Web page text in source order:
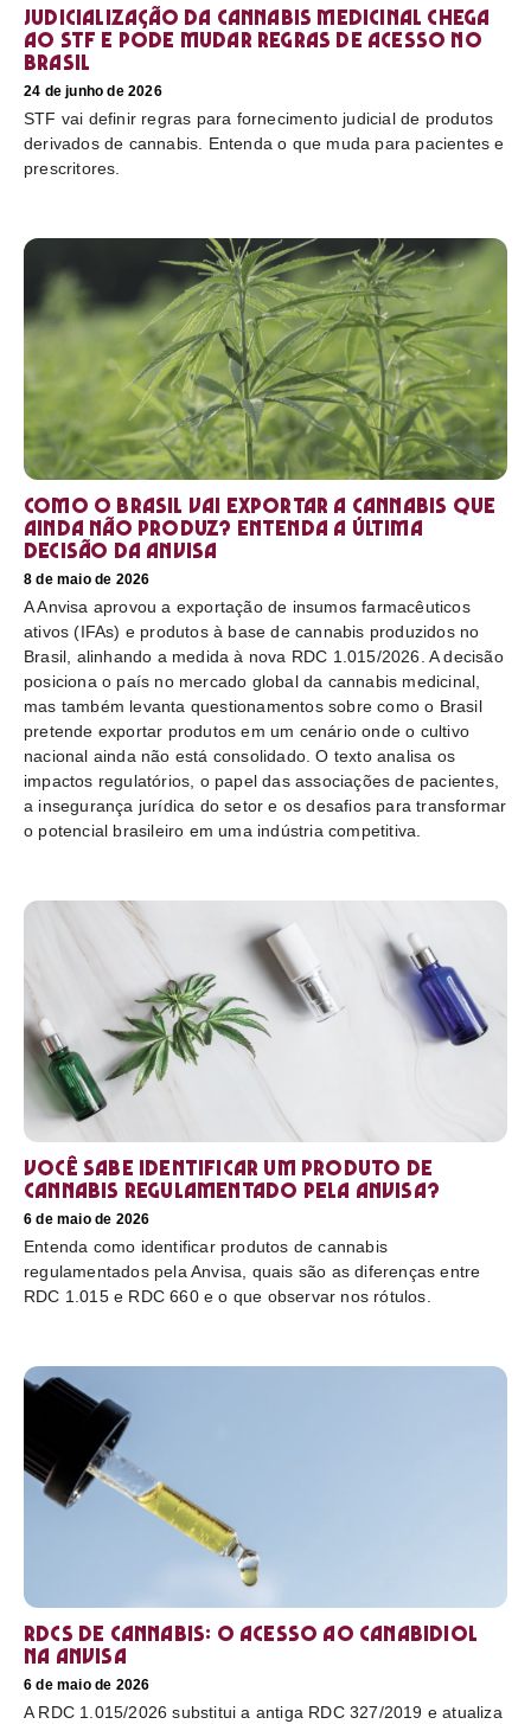
Judicialização da cannabis medicinal chega
ao STF e pode mudar regras de acesso no
Brasil
24 de junho de 2026
STF vai definir regras para fornecimento judicial de produtos
derivados de cannabis. Entenda o que muda para pacientes e
prescritores.
Como o Brasil vai exportar a cannabis que
ainda não produz? Entenda a última
decisão da Anvisa
8 de maio de 2026
A Anvisa aprovou a exportação de insumos farmacêuticos
ativos (IFAs) e produtos à base de cannabis produzidos no
Brasil, alinhando a medida à nova RDC 1.015/2026. A decisão
posiciona o país no mercado global da cannabis medicinal,
mas também levanta questionamentos sobre como o Brasil
pretende exportar produtos em um cenário onde o cultivo
nacional ainda não está consolidado. O texto analisa os
impactos regulatórios, o papel das associações de pacientes,
a insegurança jurídica do setor e os desafios para transformar
o potencial brasileiro em uma indústria competitiva.
Você sabe identificar um produto de
cannabis regulamentado pela Anvisa?
6 de maio de 2026
Entenda como identificar produtos de cannabis
regulamentados pela Anvisa, quais são as diferenças entre
RDC 1.015 e RDC 660 e o que observar nos rótulos.
RDCs de cannabis: o acesso ao canabidiol
na Anvisa
6 de maio de 2026
A RDC 1.015/2026 substitui a antiga RDC 327/2019 e atualiza